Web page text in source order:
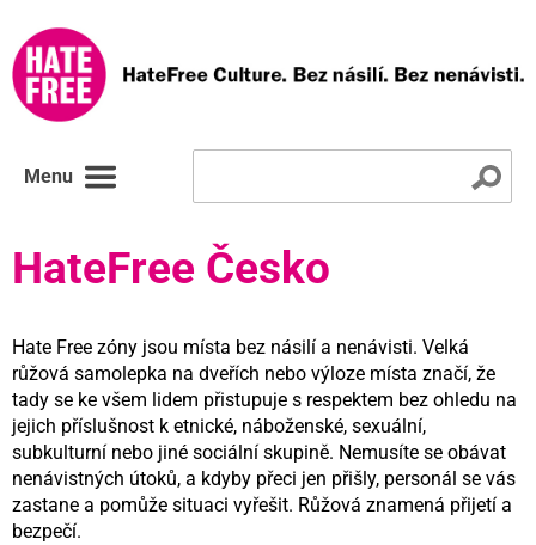
Menu
HateFree Česko
Hate Free zóny jsou místa bez násilí a nenávisti. Velká
růžová samolepka na dveřích nebo výloze místa značí, že
tady se ke všem lidem přistupuje s respektem bez ohledu na
jejich příslušnost k etnické, náboženské, sexuální,
subkulturní nebo jiné sociální skupině. Nemusíte se obávat
nenávistných útoků, a kdyby přeci jen přišly, personál se vás
zastane a pomůže situaci vyřešit. Růžová znamená přijetí a
bezpečí.